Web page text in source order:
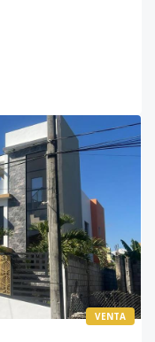
VENTA